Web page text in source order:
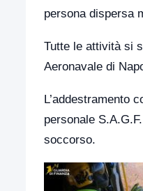
persona dispersa
Tutte le attività si
Aeronavale di
L’addestramento
personale
soccorso.